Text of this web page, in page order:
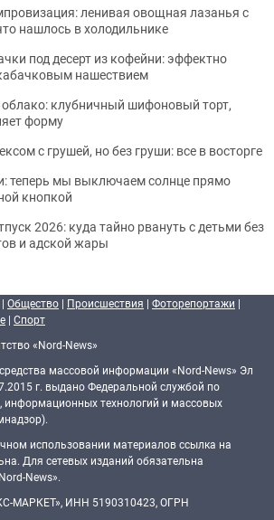
ленивая овощная лазанья с
нашлось в холодильнике
под десерт из кофейни: эффектно
нашествием
клубничный шифоновый торт,
форму
с грушей, но без груши: все в восторге
теперь мы выключаем солнце прямо
кнопкой
2026: куда тайно рвануть с детьми без
и адской жары
| Общество | Происшествия | Фоторепортажи |
| Спорт
«Nord-News»
массовой информации «Nord-News» Эл
г. выдано Федеральной службой по
информационных технологий и массовых
использовании материалов ссылка на
Для сетевых изданий обязательна
News».
МАРКЕТ», ИНН 5190310423, ОГРН